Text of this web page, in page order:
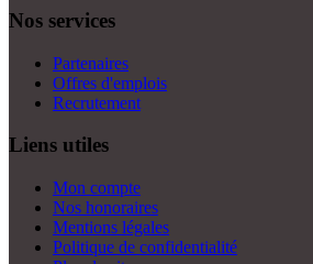
Nos services
Partenaires
Offres d'emplois
Recrutement
Liens utiles
Mon compte
Nos honoraires
Mentions légales
Politique de confidentialité